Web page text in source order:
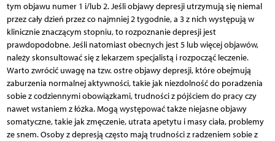
tym objawu numer 1 i/lub 2. Jeśli objawy depresji utrzymują się niemal
przez cały dzień przez co najmniej 2 tygodnie, a 3 z nich występują w
klinicznie znaczącym stopniu, to rozpoznanie depresji jest
prawdopodobne. Jeśli natomiast obecnych jest 5 lub więcej objawów,
należy skonsultować się z lekarzem specjalistą i rozpocząć leczenie.
Warto zwrócić uwagę na tzw. ostre objawy depresji, które obejmują
zaburzenia normalnej aktywności, takie jak niezdolność do poradzenia
sobie z codziennymi obowiązkami, trudności z pójściem do pracy czy
nawet wstaniem z łóżka. Mogą występować także niejasne objawy
somatyczne, takie jak zmęczenie, utrata apetytu i masy ciała, problemy
ze snem. Osoby z depresją często mają trudności z radzeniem sobie z